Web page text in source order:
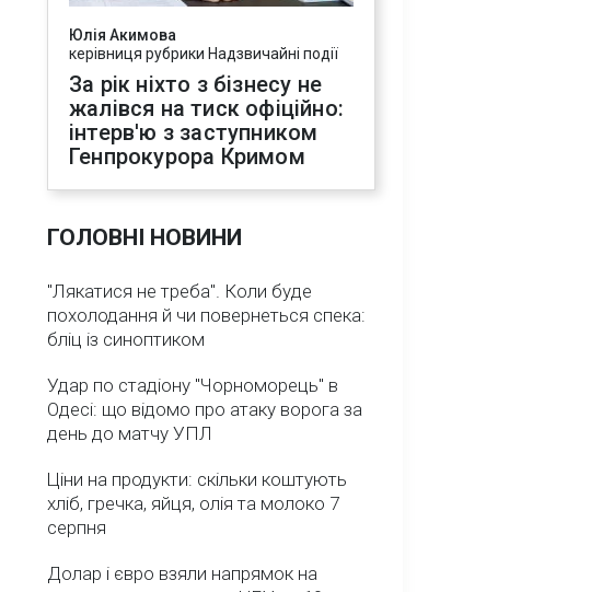
Юлія Акимова
керівниця рубрики Надзвичайні події
За рік ніхто з бізнесу не
жалівся на тиск офіційно:
інтерв'ю з заступником
Генпрокурора Кримом
ГОЛОВНІ НОВИНИ
"Лякатися не треба". Коли буде
похолодання й чи повернеться спека:
бліц із синоптиком
Удар по стадіону "Чорноморець" в
Одесі: що відомо про атаку ворога за
день до матчу УПЛ
Ціни на продукти: скільки коштують
хліб, гречка, яйця, олія та молоко 7
серпня
Долар і євро взяли напрямок на